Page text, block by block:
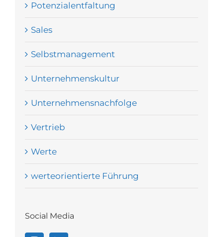
Potenzialentfaltung
Sales
Selbstmanagement
Unternehmenskultur
Unternehmensnachfolge
Vertrieb
Werte
werteorientierte Führung
Social Media